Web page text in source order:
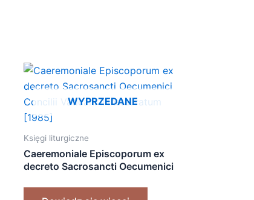
WYPRZEDANE
Księgi liturgiczne
Caeremoniale Episcoporum ex
decreto Sacrosancti Oecumenici
[1985]